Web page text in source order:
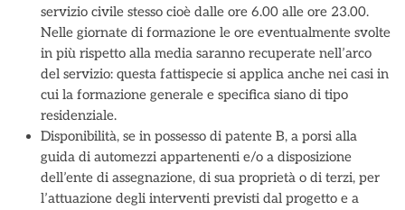
servizio civile stesso cioè dalle ore 6.00 alle ore 23.00.
Nelle giornate di formazione le ore eventualmente svolte
in più rispetto alla media saranno recuperate nell’arco
del servizio: questa fattispecie si applica anche nei casi in
cui la formazione generale e specifica siano di tipo
residenziale.
Disponibilità, se in possesso di patente B, a porsi alla
guida di automezzi appartenenti e/o a disposizione
dell’ente di assegnazione, di sua proprietà o di terzi, per
l’attuazione degli interventi previsti dal progetto e a